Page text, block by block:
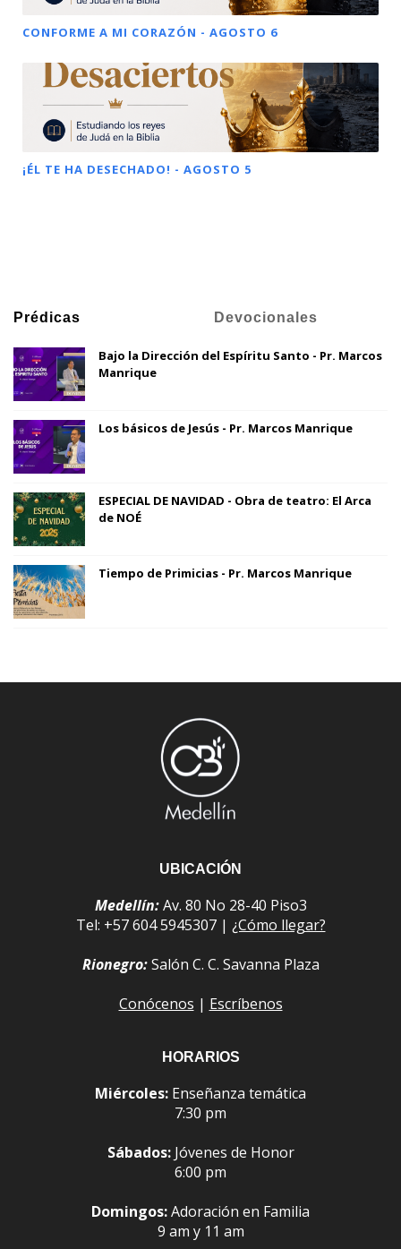
CONFORME A MI CORAZÓN - AGOSTO 6
¡ÉL TE HA DESECHADO! - AGOSTO 5
Prédicas Devocionales
Bajo la Dirección del Espíritu Santo - Pr. Marcos
Manrique
Los básicos de Jesús - Pr. Marcos Manrique
ESPECIAL DE NAVIDAD - Obra de teatro: El Arca
de NOÉ
Tiempo de Primicias - Pr. Marcos Manrique
UBICACIÓN
Medellín:Av. 80 No 28-40 Piso3
Tel: +57 604 5945307 | ¿Cómo llegar?
Rionegro:Salón C. C. Savanna Plaza
Conócenos | Escríbenos
HORARIOS
Miércoles: Enseñanza temática
7:30 pm
Sábados:Jóvenes de Honor
6:00 pm
Domingos:Adoración en Familia
9 am y 11 am